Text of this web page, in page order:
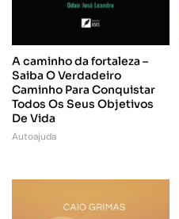
A caminho da fortaleza –
Saiba O Verdadeiro
Caminho Para Conquistar
Todos Os Seus Objetivos
De Vida
Autoajuda